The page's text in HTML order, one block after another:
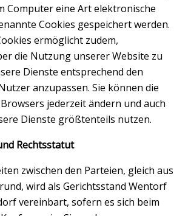
Computer eine Art elektronische
Cookies gespeichert werden.
ermöglicht zudem,
die Nutzung unserer Website zu
Dienste entsprechend den
anzupassen. Sie können die
jederzeit ändern und auch
Dienste größtenteils nutzen.
Rechtsstatut
zwischen den Parteien, gleich aus
wird als Gerichtsstand Wentorf
vereinbart, sofern es sich beim